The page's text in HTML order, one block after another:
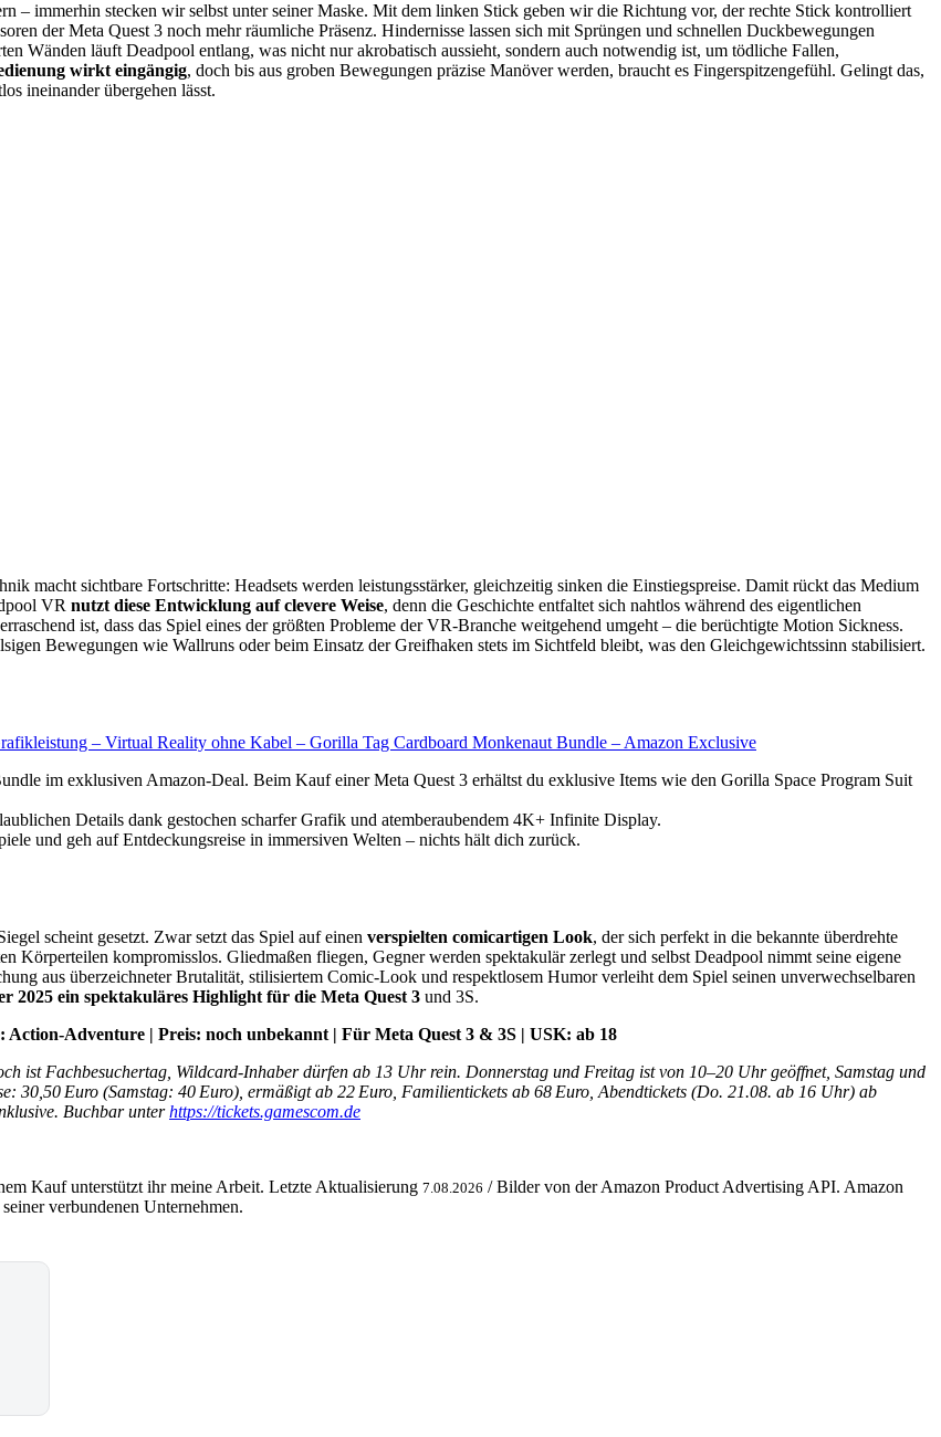
– immerhin stecken wir selbst unter seiner Maske. Mit dem linken Stick geben wir die Richtung vor, der rechte Stick kontrolliert
der Meta Quest 3 noch mehr räumliche Präsenz. Hindernisse lassen sich mit Sprüngen und schnellen Duckbewegungen
Wänden läuft Deadpool entlang, was nicht nur akrobatisch aussieht, sondern auch notwendig ist, um tödliche Fallen,
wirkt eingängig, doch bis aus groben Bewegungen präzise Manöver werden, braucht es Fingerspitzengefühl. Gelingt das,
ineinander übergehen lässt.
macht sichtbare Fortschritte: Headsets werden leistungsstärker, gleichzeitig sinken die Einstiegspreise. Damit rückt das Medium
VR nutzt diese Entwicklung auf clevere Weise, denn die Geschichte entfaltet sich nahtlos während des eigentlichen
ist, dass das Spiel eines der größten Probleme der VR-Branche weitgehend umgeht – die berüchtigte Motion Sickness.
Bewegungen wie Wallruns oder beim Einsatz der Greifhaken stets im Sichtfeld bleibt, was den Gleichgewichtssinn stabilisiert.
– Virtual Reality ohne Kabel – Gorilla Tag Cardboard Monkenaut Bundle – Amazon Exclusive
im exklusiven Amazon-Deal. Beim Kauf einer Meta Quest 3 erhältst du exklusive Items wie den Gorilla Space Program Suit
Details dank gestochen scharfer Grafik und atemberaubendem 4K+ Infinite Display.
und geh auf Entdeckungsreise in immersiven Welten – nichts hält dich zurück.
scheint gesetzt. Zwar setzt das Spiel auf einen verspielten comicartigen Look, der sich perfekt in die bekannte überdrehte
Körperteilen kompromisslos. Gliedmaßen fliegen, Gegner werden spektakulär zerlegt und selbst Deadpool nimmt seine eigene
aus überzeichneter Brutalität, stilisiertem Comic-Look und respektlosem Humor verleiht dem Spiel seinen unverwechselbaren
2025 ein spektakuläres Highlight für die Meta Quest 3 und 3S.
Action-Adventure | Preis: noch unbekannt | Für Meta Quest 3 & 3S | USK: ab 18
ist Fachbesuchertag, Wildcard-Inhaber dürfen ab 13 Uhr rein. Donnerstag und Freitag ist von 10–20 Uhr geöffnet, Samstag und
30,50 Euro (Samstag: 40 Euro), ermäßigt ab 22 Euro, Familientickets ab 68 Euro, Abendtickets (Do. 21.08. ab 16 Uhr) ab
Buchbar unterhttps://tickets.gamescom.de
Kauf unterstützt ihr meine Arbeit. Letzte Aktualisierung 7.08.2026 / Bilder von der Amazon Product Advertising API. Amazon
verbundenen Unternehmen.